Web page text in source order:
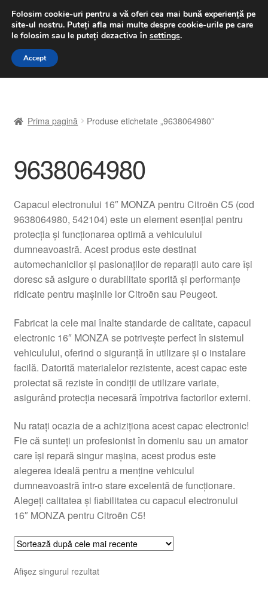
LIVRARE de la 33 lei
luni-vineri 9 a.m. - 4 p.m.031 229 6816
Sari
Sari
A lua legatura
Contul meu
Despre noi
Finalizare comandă
Livrare
Livrare în toată lumea
Plângere
Plățile
Procedura de reclamație
Termeni si conditii
Prima pagină Produse etichetate „9638064980”
9638064980
Capacul electronului 16″ MONZA pentru Citroën C5 (cod
9638064980, 542104) este un element esențial pentru
protecția și funcționarea optimă a vehiculului
dumneavoastră. Acest produs este destinat
automechanicilor și pasionaților de reparații auto care își
doresc să asigure o durabilitate sporită și performanțe
ridicate pentru mașinile lor Citroën sau Peugeot.
Fabricat la cele mai înalte standarde de calitate, capacul
electronic 16″ MONZA se potrivește perfect în sistemul
vehiculului, oferind o siguranță în utilizare și o instalare
facilă. Datorită materialelor rezistente, acest capac este
proiectat să reziste în condiții de utilizare variate,
asigurând protecția necesară împotriva factorilor externi.
Nu ratați ocazia de a achiziționa acest capac electronic!
Fie că sunteți un profesionist în domeniu sau un amator
care își repară singur mașina, acest produs este
alegerea ideală pentru a menține vehiculul
dumneavoastră într-o stare excelentă de funcționare.
Alegeți calitatea și fiabilitatea cu capacul electronului
16″ MONZA pentru Citroën C5!
Afișez singurul rezultat
Folosim cookie-uri pentru a vă oferi cea mai bună experiență pe
site-ul nostru. Puteți afla mai multe despre cookie-urile pe care
le folosim sau le puteți dezactiva în settings.
Accept